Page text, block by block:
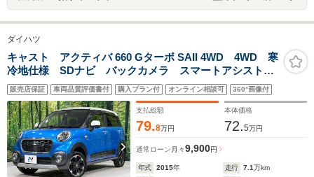
ダイハツ
キャスト アクティバ 660 Gターボ SAII 4WD 4WD 寒
冷地仕様 SDナビ バックカメラ スマートアシスト
2 禁煙車 2トーンカラー シートヒーター コーナー
センサー スマートキー LEDヘッド 純正15インチア
ルミ オートライト オートエアコン
販売店保証 車両品質評価書付 購入プラン付 オンライン相談可 360°画像付
支払総額
79.8万円
本体価格
72.5万円
通常ローン 月々9,900円
年式 2015年 走行 7.1万km